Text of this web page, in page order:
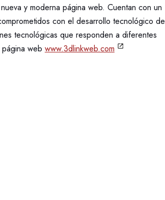
y moderna página web. Cuentan con un
con el desarrollo tecnológico de
tecnológicas que responden a diferentes
web www.3dlinkweb.com